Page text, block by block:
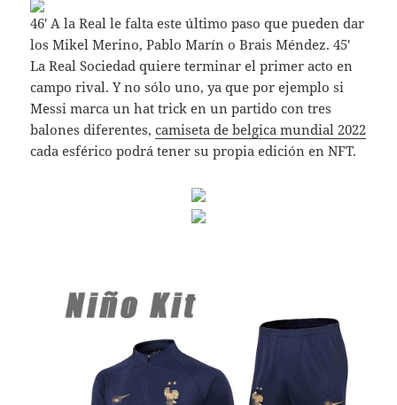
46′ A la Real le falta este último paso que pueden dar
los Mikel Merino, Pablo Marín o Brais Méndez. 45′
La Real Sociedad quiere terminar el primer acto en
campo rival. Y no sólo uno, ya que por ejemplo si
Messi marca un hat trick en un partido con tres
balones diferentes,camiseta de belgica mundial 2022
cada esférico podrá tener su propia edición en NFT.